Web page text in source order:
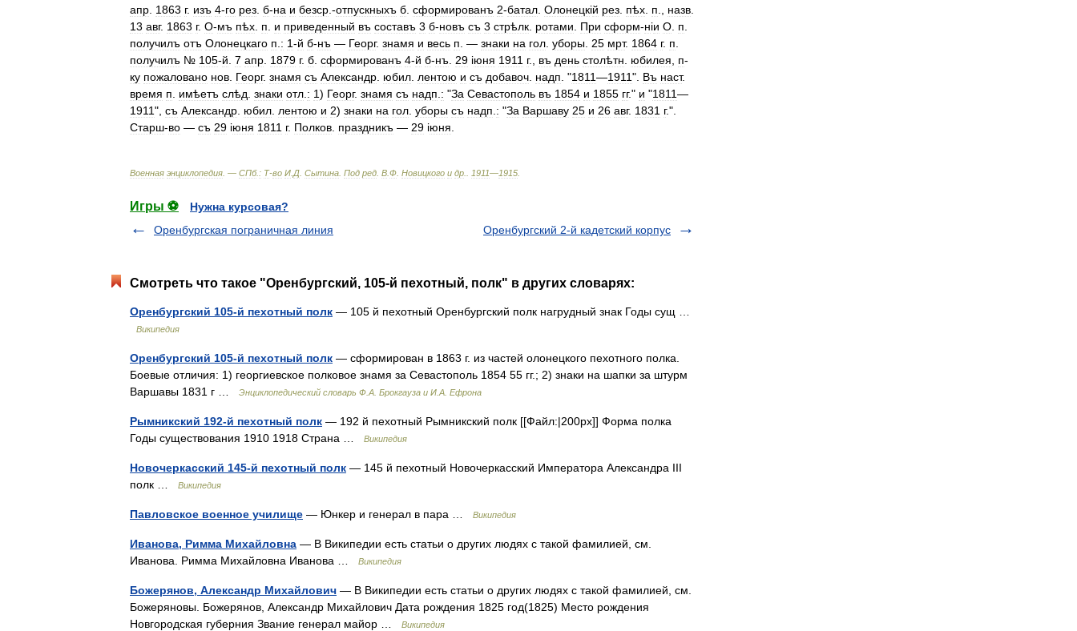
апр 1863 г. изъ 4-го рез б-на и безср .-отпускныхъ б сформированъ 2-батал Олонецкій рез пѣх п назв
13 авг. 1863 г. О-мъ пѣх п и приведенный въ составъ 3 б-новъ съ 3 стрѣлк ротами При сформ-ніи О п
получилъ отъ Олонецкаго п : 1-й б-нъ — Георг. знамя и весь п . — знаки на гол уборы 25 мрт. 1864 г. п
получилъ № 105-й 7 апр 1879 г. б сформированъ 4-й б-нъ 29 іюня 1911 г., въ день столѣтн юбилея п-
ку пожаловано нов Георг. знамя съ Александр юбил лентою и съ добавоч надп . "1811—1911". Въ наст.
время п имѣетъ слѣд знаки отл : 1) Георг. знамя съ надп : "За Севастополь въ 1854 и 1855 гг." и "1811—
1911", съ Александр юбил лентою и 2) знаки на гол уборы съ надп : "За Варшаву 25 и 26 авг. 1831 г.".
Старш-во — съ 29 іюня 1811 г. Полков праздникъ — 29 іюня
Военная энциклопедия . — СПб. : Т-во И Д Сытина Под ред В Ф Новицкого и др 1911—1915
Игры ⚽
Нужна курсовая?
Оренбургская пограничная линия
Оренбургский 2-й кадетский корпус
Смотреть что такое "Оренбургский, 105-й пехотный, полк" в других словарях:
Оренбургский 105-й пехотный полк — 105 й пехотный Оренбургский полк нагрудный знак Годы сущ …
Википедия
Оренбургский 105-й пехотный полк — сформирован в 1863 г. из частей олонецкого пехотного полка.
Боевые отличия: 1) георгиевское полковое знамя за Севастополь 1854 55 гг.; 2) знаки на шапки за штурм
Варшавы 1831 г …
Энциклопедический словарь Ф.А. Брокгауза и И.А. Ефрона
Рымникский 192-й пехотный полк — 192 й пехотный Рымникский полк [[Файл:|200px]] Форма полка
Годы существования 1910 1918 Страна …
Википедия
Новочеркасский 145-й пехотный полк — 145 й пехотный Новочеркасский Императора Александра III
полк …
Википедия
Павловское военное училище — Юнкер и генерал в пара … Википедия
Иванова, Римма Михайловна — В Википедии есть статьи о других людях с такой фамилией, см.
Иванова. Римма Михайловна Иванова …
Википедия
Божерянов, Александр Михайлович — В Википедии есть статьи о других людях с такой фамилией, см.
Божеряновы. Божерянов, Александр Михайлович Дата рождения 1825 год(1825) Место рождения
Новгородская губерния Звание генерал майор …
Википедия